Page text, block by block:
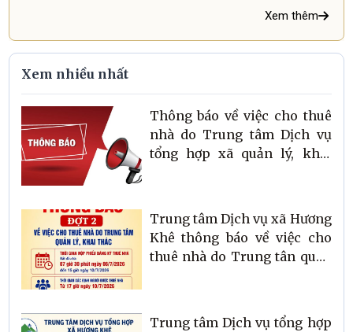
Xem thêm
Xem nhiều nhất
Thông báo về việc cho thuê
nhà do Trung tâm Dịch vụ
tổng hợp xã quản lý, khai
Trung tâm Dịch vụ xã Hương
Khê thông báo về việc cho
thuê nhà do Trung tân quản
Trung tâm Dịch vụ tổng hợp